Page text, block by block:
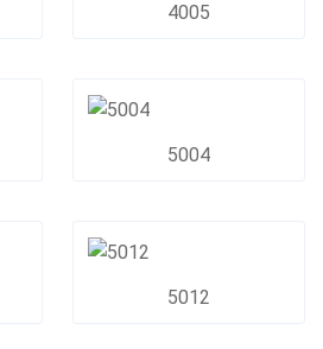
4005
5004
5012